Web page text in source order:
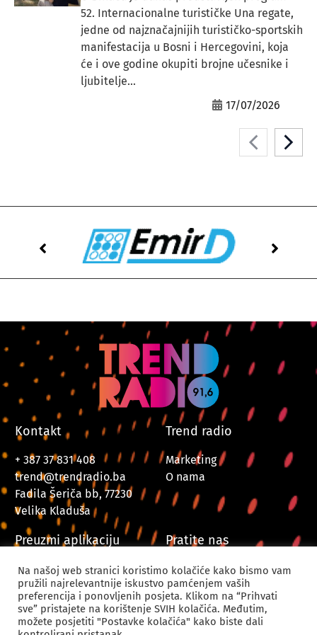
52. Internacionalne turističke Una regate,
jedne od najznačajnijih turističko-sportskih
manifestacija u Bosni i Hercegovini, koja
će i ove godine okupiti brojne učesnike i
ljubitelje...
17/07/2026
Kontakt
+ 387 37 831 408
trend@trendradio.ba
Fadila Šeriča bb, 77230
Velika Kladuša
Trend radio
Marketing
O nama
Preuzmi aplikaciju Pratite nas
Na našoj web stranici koristimo kolačiće kako bismo vam
pružili najrelevantnije iskustvo pamćenjem vaših
preferencija i ponovljenih posjeta. Klikom na “Prihvati
sve” pristajete na korištenje SVIH kolačića. Međutim,
možete posjetiti "Postavke kolačića" kako biste dali